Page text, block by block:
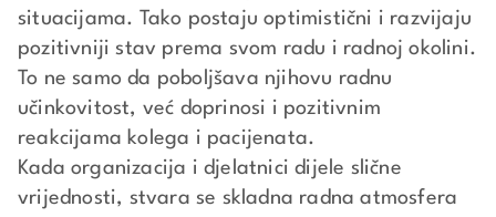
situacijama. Tako postaju optimistični i razvijaju
pozitivniji stav prema svom radu i radnoj okolini.
To ne samo da poboljšava njihovu radnu
učinkovitost, već doprinosi i pozitivnim
reakcijama kolega i pacijenata.
Kada organizacija i djelatnici dijele slične
vrijednosti, stvara se skladna radna atmosfera